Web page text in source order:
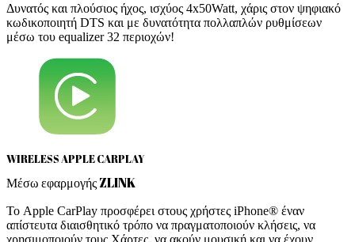
Δυνατός και πλούσιος ήχος, ισχύος 4x50Watt, χάρις στον ψηφιακό
κωδικοποιητή DTS και με δυνατότητα πολλαπλών ρυθμίσεων
μέσω του equalizer 32 περιοχών!
WIRELESS APPLE CARPLAY
Μέσω εφαρμογής ZLINK
Το Apple CarPlay προσφέρει στους χρήστες iPhone® έναν
απίστευτα διαισθητικό τρόπο να πραγματοποιούν κλήσεις, να
χρησιμοποιούν τους Χάρτες, να ακούν μουσική και να έχουν